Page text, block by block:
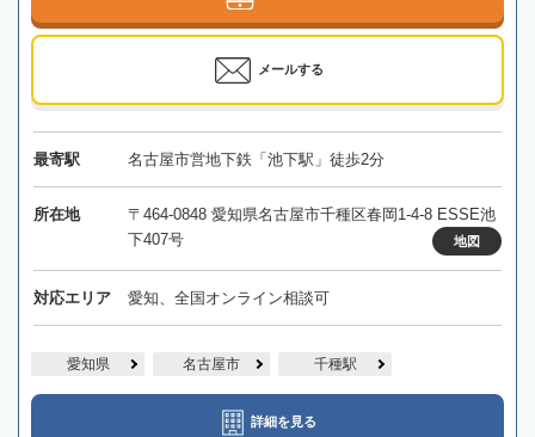
メールする
最寄駅 名古屋市営地下鉄「池下駅」徒歩2分
所在地
〒464-0848 愛知県名古屋市千種区春岡1-4-8 ESSE池
下407号
地図
対応エリア 愛知、全国オンライン相談可
愛知県 名古屋市 千種駅
詳細を見る